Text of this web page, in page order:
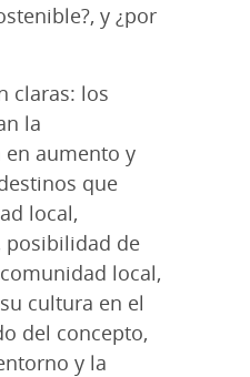
y ¿por
claras: los
la
aumento y
que
local,
posibilidad de
local,
cultura en el
del concepto,
y la